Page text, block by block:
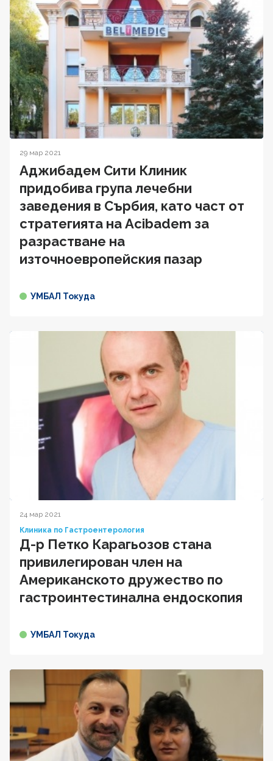
29 мар 2021
Аджибадем Сити Клиник
придобива група лечебни
заведения в Сърбия, като част от
стратегията на Acibadem за
разрастване на
източноевропейския пазар
УМБАЛ Токуда
24 мар 2021
Клиника по Гастроентерология
Д-р Петко Карагьозов стана
привилегирован член на
Американското дружество по
гастроинтестинална ендоскопия
УМБАЛ Токуда